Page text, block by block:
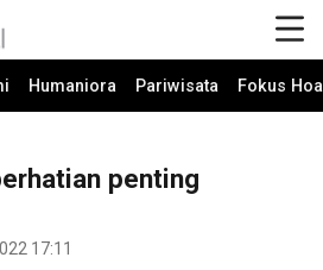
Humaniora Pariwisata Fokus
penting
17:11